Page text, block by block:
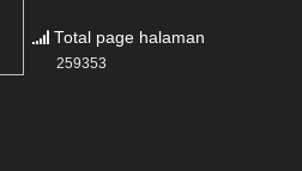
Total page halaman
259353